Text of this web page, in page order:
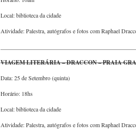
Local: biblioteca da cidade
Atividade: Palestra, autógrafos e fotos com Raphael
VIAGEM LITERÁRIA – DRACCON – PRAIA
Data: 25 de Setembro (quinta)
Horário: 18hs
Local: biblioteca da cidade
Atividade: Palestra, autógrafos e fotos com Raphael